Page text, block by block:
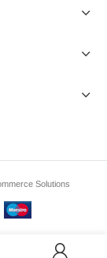
Solutions